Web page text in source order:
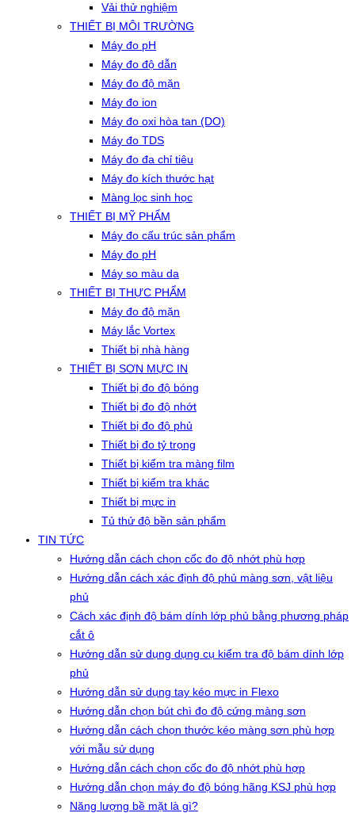
Vải thử nghiệm
THIẾT BỊ MÔI TRƯỜNG
Máy đo pH
Máy đo độ dẫn
Máy đo độ mặn
Máy đo ion
Máy đo oxi hòa tan (DO)
Máy đo TDS
Máy đo đa chỉ tiêu
Máy đo kích thước hạt
Màng lọc sinh học
THIẾT BỊ MỸ PHẨM
Máy đo cấu trúc sản phẩm
Máy đo pH
Máy so màu da
THIẾT BỊ THỰC PHẨM
Máy đo độ mặn
Máy lắc Vortex
Thiết bị nhà hàng
THIẾT BỊ SƠN MỰC IN
Thiết bị đo độ bóng
Thiết bị đo độ nhớt
Thiết bị đo độ phủ
Thiết bị đo tỷ trọng
Thiết bị kiểm tra màng film
Thiết bị kiểm tra khác
Thiết bị mực in
Tủ thử độ bền sản phẩm
TIN TỨC
Hướng dẫn cách chọn cốc đo độ nhớt phù hợp
Hướng dẫn cách xác định độ phủ màng sơn, vật liệu
phủ
Cách xác định độ bám dính lớp phủ bằng phương pháp
cắt ô
Hướng dẫn sử dụng dụng cụ kiểm tra độ bám dính lớp
phủ
Hướng dẫn sử dụng tay kéo mực in Flexo
Hướng dẫn chọn bút chì đo độ cứng màng sơn
Hướng dẫn cách chọn thước kéo màng sơn phù hợp
với mẫu sử dụng
Hướng dẫn cách chọn cốc đo độ nhớt phù hợp
Hướng dẫn chọn máy đo độ bóng hãng KSJ phù hợp
Năng lượng bề mặt là gì?